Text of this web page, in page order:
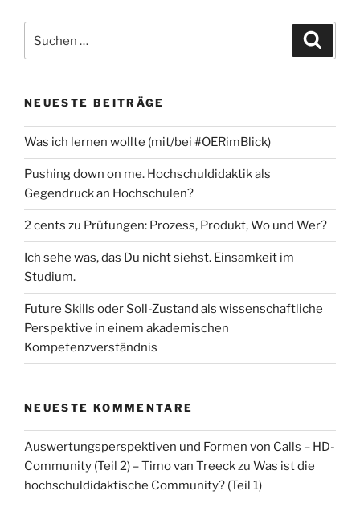
nach:
NEUESTE BEITRÄGE
Was ich lernen wollte (mit/bei #OERimBlick)
Pushing down on me. Hochschuldidaktik als
Gegendruck an Hochschulen?
2 cents zu Prüfungen: Prozess, Produkt, Wo und Wer?
Ich sehe was, das Du nicht siehst. Einsamkeit im
Studium.
Future Skills oder Soll-Zustand als wissenschaftliche
Perspektive in einem akademischen
Kompetenzverständnis
NEUESTE KOMMENTARE
Auswertungsperspektiven und Formen von Calls – HD-
Community (Teil 2) – Timo van Treeckzu Was ist die
hochschuldidaktische Community? (Teil 1)